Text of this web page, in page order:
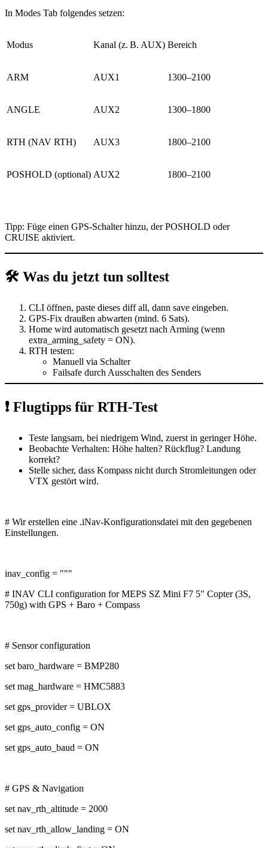
In Modes Tab folgendes setzen:
Modus Kanal (z. B. AUX) Bereich
ARM AUX1 1300–2100
ANGLE AUX2 1300–1800
RTH (NAV RTH) AUX3 1800–2100
POSHOLD (optional) AUX2 1800–2100
Tipp: Füge einen GPS-Schalterhinzu, der POSHOLD oder
CRUISE aktiviert.
🛠️ Was du jetzt tun solltest
CLI öffnen, paste dieses diff all, dann save eingeben.
GPS-Fix draußen abwarten (mind. 6 Sats).
Home wird automatisch gesetzt nach Arming (wenn
extra_arming_safety = ON).
RTH testen:
Manuell via Schalter
Failsafe durch Ausschalten des Senders
❗ Flugtipps für RTH-Test
Teste langsam, bei niedrigem Wind, zuerst in geringer Höhe.
Beobachte Verhalten: Höhe halten? Rückflug? Landung
korrekt?
Stelle sicher, dass Kompass nicht durch Stromleitungen oder
VTX gestört wird.
# Wir erstellen eine .iNav-Konfigurationsdatei mit den gegebenen
Einstellungen.
inav_config = """
# INAV CLI configuration for MEPS SZ Mini F7 5" Copter (3S,
750g) with GPS + Baro + Compass
# Sensor configuration
set baro_hardware = BMP280
set mag_hardware = HMC5883
set gps_provider = UBLOX
set gps_auto_config = ON
set gps_auto_baud = ON
# GPS & Navigation
set nav_rth_altitude = 2000
set nav_rth_allow_landing = ON